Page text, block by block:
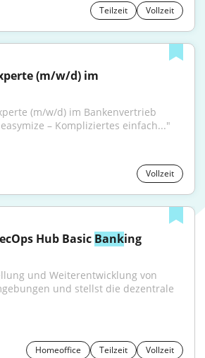
Teilzeit Vollzeit
(m/w/d) im Bankenvertrieb
easymize – Kompliziertes einfach..."
Vollzeit
Hub Basic Banking
und Weiterentwicklung von
Homeoffice Teilzeit
Vollzeit